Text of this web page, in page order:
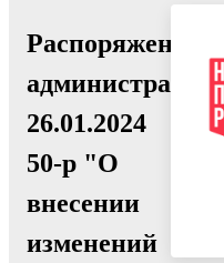
Распоряжение
администрации
26.01.2024
50-р "О
внесении
изменений